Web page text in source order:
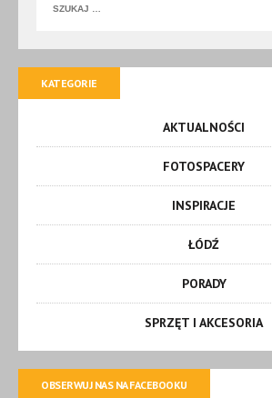
KATEGORIE
AKTUALNOŚCI
FOTOSPACERY
INSPIRACJE
ŁÓDŹ
PORADY
SPRZĘT I AKCESORIA
OBSERWUJ NAS NA FACEBOOKU